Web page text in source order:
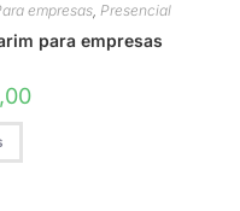
empresas, Presencial
para empresas